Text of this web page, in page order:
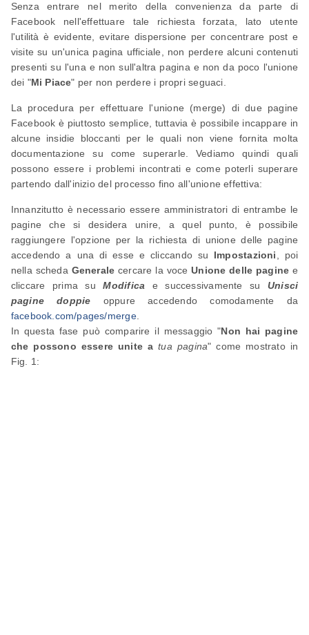
Senza entrare nel merito della convenienza da parte di
Facebook nell'effettuare tale richiesta forzata, lato utente
l'utilità è evidente, evitare dispersione per concentrare post e
visite su un'unica pagina ufficiale, non perdere alcuni contenuti
presenti su l'una e non sull'altra pagina e non da poco l'unione
dei "Mi Piace" per non perdere i propri seguaci.
La procedura per effettuare l'unione (merge) di due pagine
Facebook è piuttosto semplice, tuttavia è possibile incappare in
alcune insidie bloccanti per le quali non viene fornita molta
documentazione su come superarle. Vediamo quindi quali
possono essere i problemi incontrati e come poterli superare
partendo dall'inizio del processo fino all'unione effettiva:
Innanzitutto è necessario essere amministratori di entrambe le
pagine che si desidera unire, a quel punto, è possibile
raggiungere l'opzione per la richiesta di unione delle pagine
accedendo a una di esse e cliccando su Impostazioni , poi
nella scheda Generale cercare la voceUnione delle pagine e
cliccare prima suModifica e successivamente suUnisci
pagine doppie oppure accedendo comodamente da
facebook.com/pages/merge.
In questa fase può comparire il messaggio "Non hai pagine
che possono essere unite atua pagina" come mostrato in
Fig. 1: